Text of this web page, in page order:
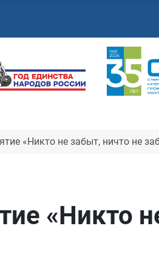
«Никто не забыт, ничто не
«Никто